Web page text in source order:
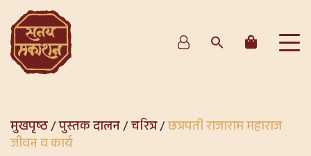
मुखपृष्ठ/पुस्तक दालन/चरित्र/छत्रपती राजाराम महाराज
जीवन व कार्य